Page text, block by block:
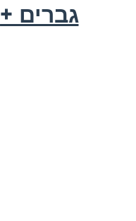
גברים +21 יד ימין 90 ק"ג